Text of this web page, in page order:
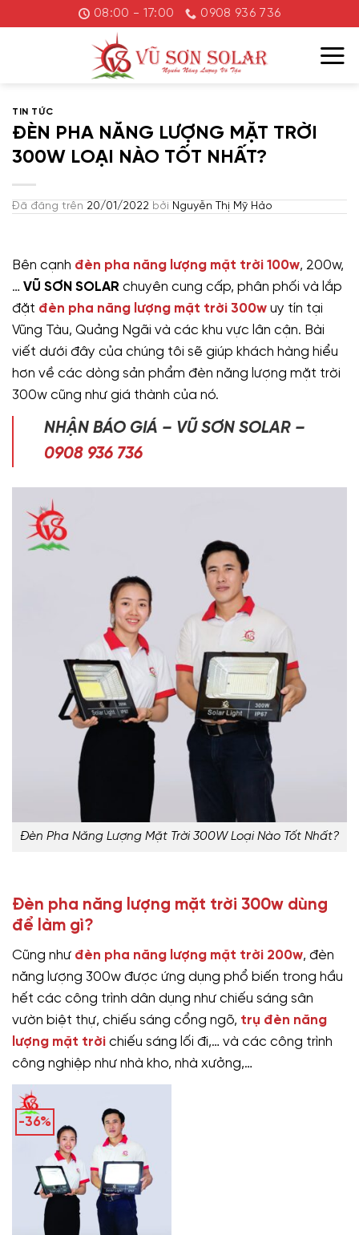
đến
08:00 - 17:00 0908 936 736
TIN TỨC
ĐÈN PHA NĂNG LƯỢNG MẶT TRỜI
300W LOẠI NÀO TỐT NHẤT?
Đã đăng trên 20/01/2022 bởi Nguyễn Thị Mỹ Hảo
Bên cạnh đèn pha năng lượng mặt trời 100w, 200w,
… VŨ SƠN SOLAR chuyên cung cấp, phân phối và lắp
đặt đèn pha năng lượng mặt trời 300w uy tín tại
Vũng Tàu, Quảng Ngãi và các khu vực lân cận. Bài
viết dưới đây của chúng tôi sẽ giúp khách hàng hiểu
hơn về các dòng sản phẩm đèn năng lượng mặt trời
300w cũng như giá thành của nó.
NHẬN BÁO GIÁ – VŨ SƠN SOLAR –
0908 936 736
Đèn Pha Năng Lượng Mặt Trời 300W Loại Nào Tốt Nhất?
Đèn pha năng lượng mặt trời 300w dùng
để làm gì?
Cũng như đèn pha năng lượng mặt trời 200w, đèn
năng lượng 300w được ứng dụng phổ biến trong hầu
hết các công trình dân dụng như chiếu sáng sân
vườn biệt thự, chiếu sáng cổng ngõ, trụ đèn năng
lượng mặt trời chiếu sáng lối đi,… và các công trình
công nghiệp như nhà kho, nhà xưởng,…
-36%